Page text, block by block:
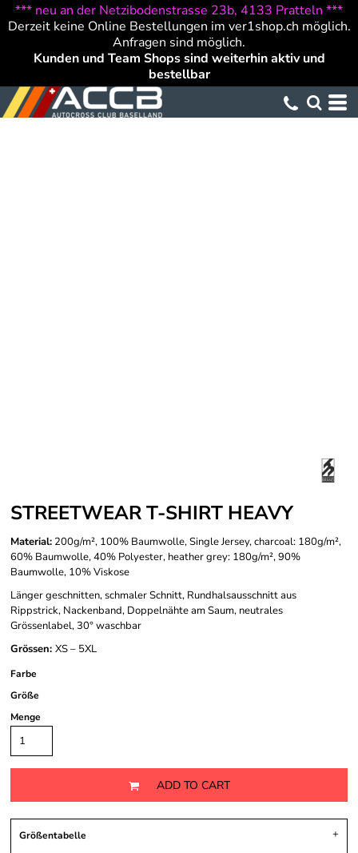
*** neu an der Netzibodenstrasse 23b, 4133 Pratteln ***
Derzeit keine Online Bestellungen im ver1shop.ch möglich.
Anfragen sind möglich.
Kunden und Team Shops sind weiterhin aktiv und
bestellbar
STREETWEAR T-SHIRT HEAVY
Material: 200g/m², 100% Baumwolle, Single Jersey, charcoal: 180g/m²,
60% Baumwolle, 40% Polyester, heather grey: 180g/m², 90%
Baumwolle, 10% Viskose
Länger geschnitten, schmaler Schnitt, Rundhalsausschnitt aus
Rippstrick, Nackenband, Doppelnähte am Saum, neutrales
Grössenlabel, 30° waschbar
Grössen: XS – 5XL
Farbe
Größe
Menge
ADD TO CART
Größentabelle